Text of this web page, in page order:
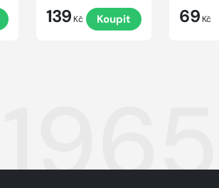
139 Kč Koupit 69 Kč